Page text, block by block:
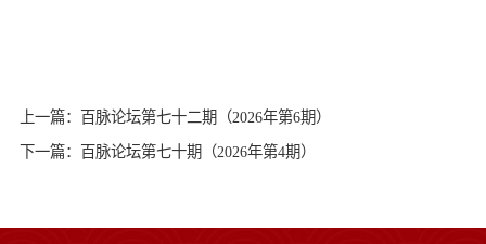
上一篇：百脉论坛第七十二期（2026年第6期）
下一篇：百脉论坛第七十期（2026年第4期）